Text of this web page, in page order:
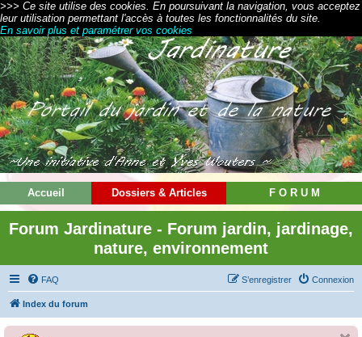
>>> Ce site utilise des cookies. En poursuivant la navigation, vous acceptez
leur utilisation permettant l'accès à toutes les fonctionnalités du site.
En savoir plus et paramétrer vos cookies
Accueil Dossiers & Articles F O R U M
Forum Jardinature - Forum jardin, jardinage,
nature, environnement
FAQ Connexion
S’enregistrer
Index du forum